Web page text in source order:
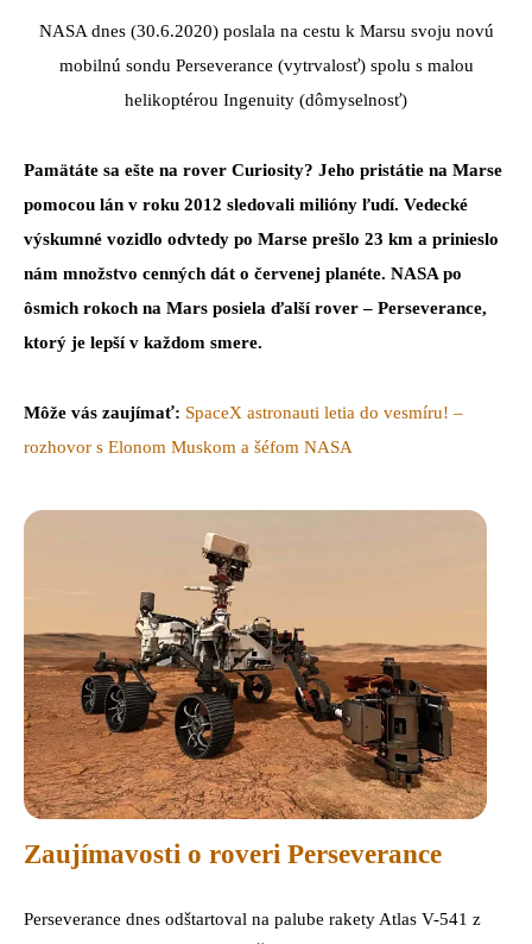
NASA dnes (30.6.2020) poslala na cestu k Marsu svoju novú
mobilnú sondu Perseverance (vytrvalosť) spolu s malou
helikoptérou Ingenuity (dômyselnosť)
Pamätáte sa ešte na rover Curiosity? Jeho pristátie na Marse
pomocou lán v roku 2012 sledovali milióny ľudí. Vedecké
výskumné vozidlo odvtedy po Marse prešlo 23 km a prinieslo
nám množstvo cenných dát o červenej planéte. NASA po
ôsmich rokoch na Mars posiela ďalší rover – Perseverance,
ktorý je lepší v každom smere.
Môže vás zaujímať: SpaceX astronauti letia do vesmíru! –
rozhovor s Elonom Muskom a šéfom NASA
Zaujímavosti o roveri Perseverance
Perseverance dnes odštartoval na palube rakety Atlas V-541 z